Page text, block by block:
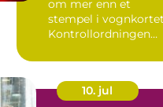
om mer enn et
stempel i
Kontrollordningen
er...
10. jul